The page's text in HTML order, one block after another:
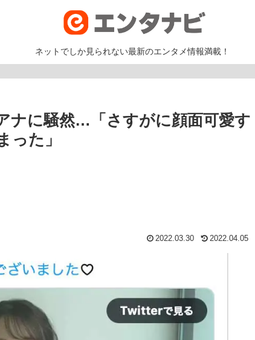
ネットでしか見られない最新のエンタメ情報満載！
ナに騒然…「さすがに顔面可愛す
った」
2022.03.30 2022.04.05